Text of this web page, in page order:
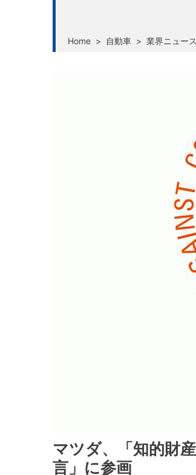
Home > 自動車 > 業界ニュース
マツダ、「知的財
言」に参画